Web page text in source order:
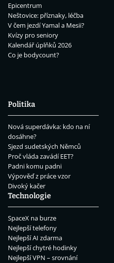
Epicentrum
Neštovice: příznaky, léčba
V čem jezdí Yamal a Mesii?
Kvízy pro seniory
Kalendář úplňků 2026
Co je bodycount?
Politika
Nová superdávka: kdo na ní
dosáhne?
Sjezd sudetských Němců
Proč vláda zavádí EET?
Padni komu padni
Výpověď z práce vzor
Divoký kačer
Technologie
SpaceX na burze
Nejlepší telefony
Nejlepší AI zdarma
Nejlepší chytré hodinky
Nejlepší VPN – srovnání